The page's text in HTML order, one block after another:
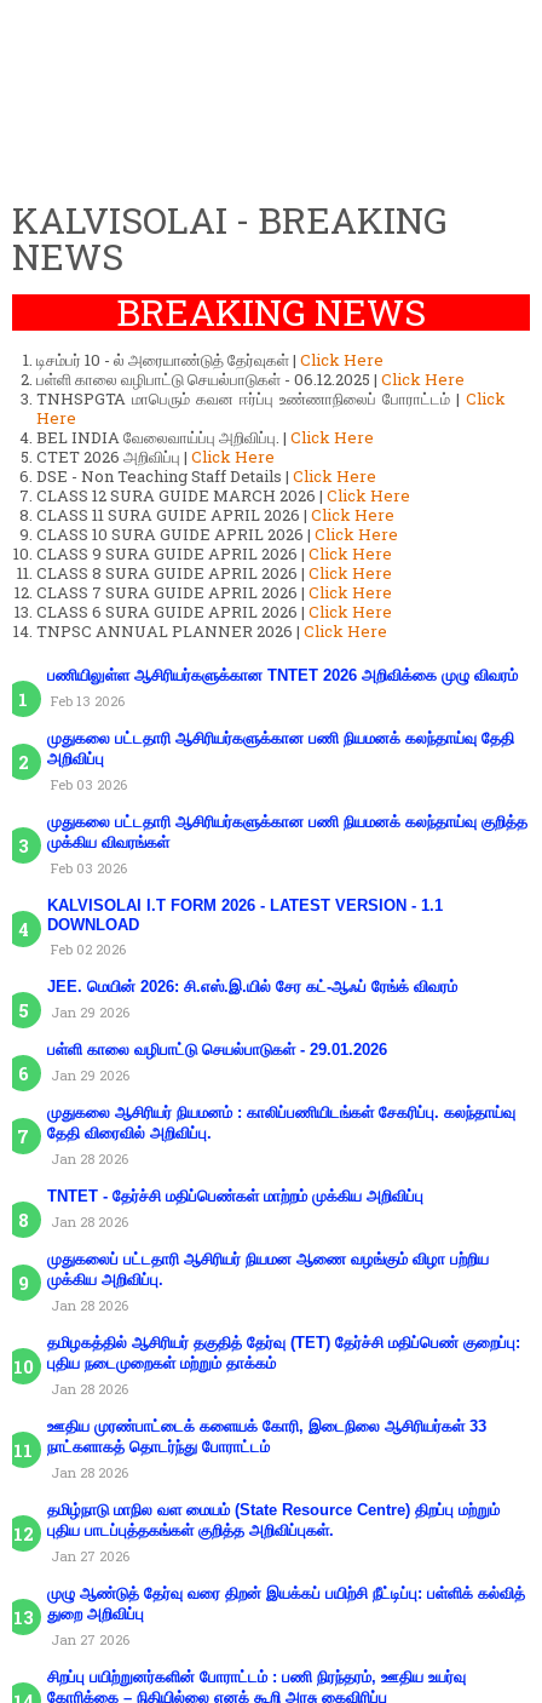
KALVISOLAI - BREAKING
NEWS
BREAKING NEWS
டிசம்பர் 10 - ல் அரையாண்டுத் தேர்வுகள் | Click Here
பள்ளி காலை வழிபாட்டு செயல்பாடுகள் - 06.12.2025 | Click Here
TNHSPGTA மாபெரும் கவன ஈர்ப்பு உண்ணாநிலைப் போராட்டம் | Click
Here
BEL INDIA வேலைவாய்ப்பு அறிவிப்பு. | Click Here
CTET 2026 அறிவிப்பு | Click Here
DSE - Non Teaching Staff Details | Click Here
CLASS 12 SURA GUIDE MARCH 2026 | Click Here
CLASS 11 SURA GUIDE APRIL 2026 | Click Here
CLASS 10 SURA GUIDE APRIL 2026 | Click Here
CLASS 9 SURA GUIDE APRIL 2026 | Click Here
CLASS 8 SURA GUIDE APRIL 2026 | Click Here
CLASS 7 SURA GUIDE APRIL 2026 | Click Here
CLASS 6 SURA GUIDE APRIL 2026 | Click Here
TNPSC ANNUAL PLANNER 2026 | Click Here
பணியிலுள்ள ஆசிரியர்களுக்கான TNTET 2026 அறிவிக்கை முழு விவரம்
Feb 13 2026
முதுகலை பட்டதாரி ஆசிரியர்களுக்கான பணி நியமனக் கலந்தாய்வு தேதி
அறிவிப்பு
Feb 03 2026
முதுகலை பட்டதாரி ஆசிரியர்களுக்கான பணி நியமனக் கலந்தாய்வு குறித்த
முக்கிய விவரங்கள்
Feb 03 2026
KALVISOLAI I.T FORM 2026 - LATEST VERSION - 1.1
DOWNLOAD
Feb 02 2026
JEE. மெயின் 2026: சி.எஸ்.இ.யில் சேர கட்-ஆஃப் ரேங்க் விவரம்
Jan 29 2026
பள்ளி காலை வழிபாட்டு செயல்பாடுகள் - 29.01.2026
Jan 29 2026
முதுகலை ஆசிரியர் நியமனம் : காலிப்பணியிடங்கள் சேகரிப்பு. கலந்தாய்வு
தேதி விரைவில் அறிவிப்பு.
Jan 28 2026
TNTET - தேர்ச்சி மதிப்பெண்கள் மாற்றம் முக்கிய அறிவிப்பு
Jan 28 2026
முதுகலைப் பட்டதாரி ஆசிரியர் நியமன ஆணை வழங்கும் விழா பற்றிய
முக்கிய அறிவிப்பு.
Jan 28 2026
தமிழகத்தில் ஆசிரியர் தகுதித் தேர்வு (TET) தேர்ச்சி மதிப்பெண் குறைப்பு:
புதிய நடைமுறைகள் மற்றும் தாக்கம்
Jan 28 2026
ஊதிய முரண்பாட்டைக் களையக் கோரி, இடைநிலை ஆசிரியர்கள் 33
நாட்களாகத் தொடர்ந்து போராட்டம்
Jan 28 2026
தமிழ்நாடு மாநில வள மையம் (State Resource Centre) திறப்பு மற்றும்
புதிய பாடப்புத்தகங்கள் குறித்த அறிவிப்புகள்.
Jan 27 2026
முழு ஆண்டுத் தேர்வு வரை திறன் இயக்கப் பயிற்சி நீட்டிப்பு: பள்ளிக் கல்வித்
துறை அறிவிப்பு
Jan 27 2026
சிறப்பு பயிற்றுனர்களின் போராட்டம் : பணி நிரந்தரம், ஊதிய உயர்வு
கோரிக்கை – நிதியில்லை எனக் கூறி அரசு கைவிரிப்பு